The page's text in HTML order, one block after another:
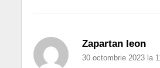
Zapartan leon
30 octombrie 2023 la